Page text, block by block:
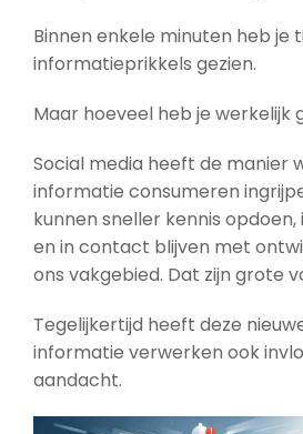
Binnen enkele minuten heb je
informatieprikkels gezien.
Maar hoeveel heb je werkelijk
Social media heeft de manier
informatie consumeren
kunnen sneller kennis
en in contact blijven met
ons vakgebied. Dat zijn grote
Tegelijkertijd heeft deze
informatie verwerken ook
aandacht.